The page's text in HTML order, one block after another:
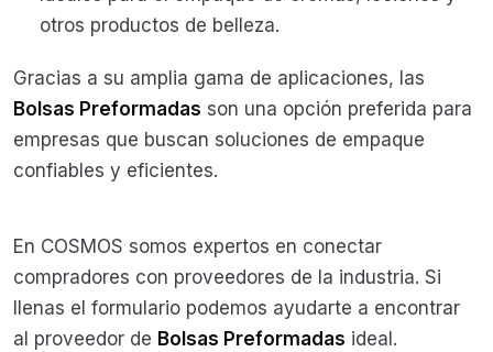
otros productos de belleza.
Gracias a su amplia gama de aplicaciones, las
Bolsas Preformadas son una opción preferida para
empresas que buscan soluciones de empaque
confiables y eficientes.
En COSMOS somos expertos en conectar
compradores con proveedores de la industria. Si
llenas el formulario podemos ayudarte a encontrar
al proveedor de Bolsas Preformadas ideal.